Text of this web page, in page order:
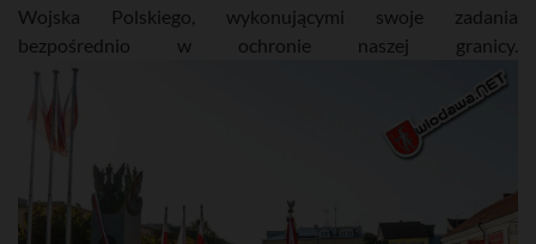
Wojska Polskiego, wykonującymi swoje zadania
bezpośrednio w ochronie naszej granicy.